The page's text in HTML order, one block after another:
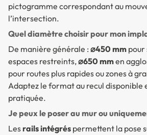
pictogramme correspondant au
l’intersection.
Quel diamètre choisir pour mon
De manière générale : ⌀450 mm pour
espaces restreints,⌀650 mmen
pour routes plus rapides ou zones à
Adaptez le format au recul disponible
pratiquée.
Je peux le poser au mur ou
Lesrails intégrés permettent la pose